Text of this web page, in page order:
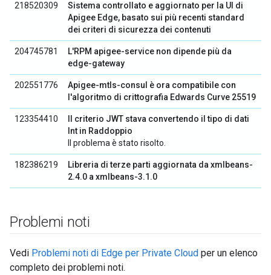
218520309
Sistema controllato e aggiornato per la UI di
Apigee Edge, basato sui più recenti standard
dei criteri di sicurezza dei contenuti
204745781
L'RPM apigee-service non dipende più da
edge-gateway
202551776
Apigee-mtls-consul è ora compatibile con
l'algoritmo di crittografia Edwards Curve 25519
123354410
Il criterio JWT stava convertendo il tipo di dati
Int in Raddoppio
Il problema è stato risolto.
182386219
Libreria di terze parti aggiornata da xmlbeans-
2.4.0 a xmlbeans-3.1.0
Problemi noti
Vedi Problemi noti di Edge per Private Cloud per un elenco
completo dei problemi noti.